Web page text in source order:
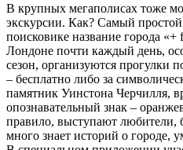
В крупных мегаполисах тоже
экскурсии. Как? Самый простой
поисковике название города
Лондоне почти каждый день,
сезон, организуются прогулки
– бесплатно либо за
памятник Уинстона Черчилля,
опознавательный знак –
правило, выступают любители,
много знает историй о городе,